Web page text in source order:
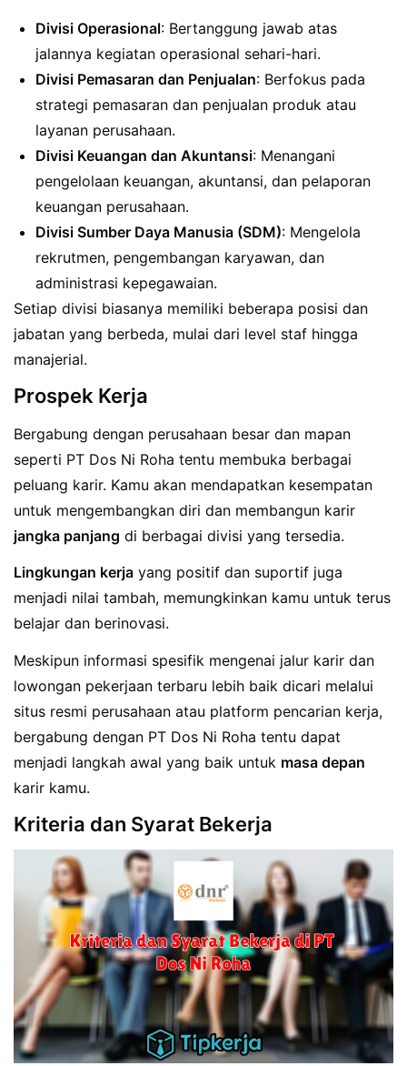
Divisi Operasional: Bertanggung jawab atas
jalannya kegiatan operasional sehari-hari.
Divisi Pemasaran dan Penjualan: Berfokus pada
strategi pemasaran dan penjualan produk atau
layanan perusahaan.
Divisi Keuangan dan Akuntansi: Menangani
pengelolaan keuangan, akuntansi, dan pelaporan
keuangan perusahaan.
Divisi Sumber Daya Manusia (SDM): Mengelola
rekrutmen, pengembangan karyawan, dan
administrasi kepegawaian.
Setiap divisi biasanya memiliki beberapa posisi dan
jabatan yang berbeda, mulai dari level staf hingga
manajerial.
Prospek Kerja
Bergabung dengan perusahaan besar dan mapan
seperti PT Dos Ni Roha tentu membuka berbagai
peluang karir. Kamu akan mendapatkan kesempatan
untuk mengembangkan diri dan membangun karir
jangka panjang di berbagai divisi yang tersedia.
Lingkungan kerja yang positif dan suportif juga
menjadi nilai tambah, memungkinkan kamu untuk terus
belajar dan berinovasi.
Meskipun informasi spesifik mengenai jalur karir dan
lowongan pekerjaan terbaru lebih baik dicari melalui
situs resmi perusahaan atau platform pencarian kerja,
bergabung dengan PT Dos Ni Roha tentu dapat
menjadi langkah awal yang baik untuk masa depan
karir kamu.
Kriteria dan Syarat Bekerja